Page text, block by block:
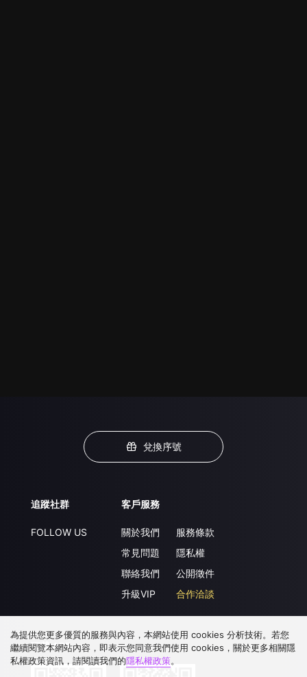
兌換序號
追蹤社群
FOLLOW US
客戶服務
關於我們
常見問題
聯絡我們
升級VIP
服務條款
隱私權
公開徵件
合作洽談
下載 APP
為提供您更多優質的服務與內容，本網站使用 cookies 分析技術。若您
繼續閱覽本網站內容，即表示您同意我們使用 cookies，關於更多相關隱
私權政策資訊，請閱讀我們的隱私權政策。